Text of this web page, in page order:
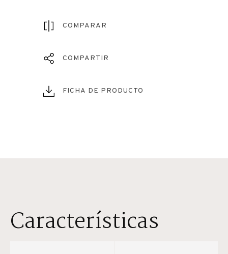
COMPARAR
COMPARTIR
FICHA DE PRODUCTO
Características